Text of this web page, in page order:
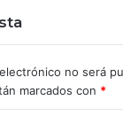
no será
marcados con *